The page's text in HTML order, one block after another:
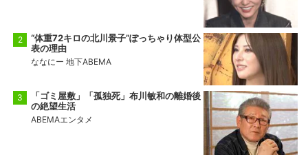
“体重72キロの北川景子”ぽっちゃり体型公
表の理由
ななにー 地下ABEMA
「ゴミ屋敷」「孤独死」布川敏和の離婚後
の絶望生活
ABEMAエンタメ